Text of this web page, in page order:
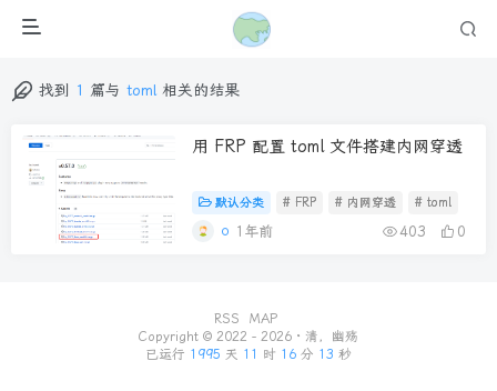
找到 1 篇与 toml 相关的结果
用 FRP 配置 toml 文件搭建内网穿透
默认分类 # FRP # 内网穿透 # toml
1年前 403 0
RSS
MAP
Copyright © 2022 - 2026 · 清，幽殇
已运行 1995 天 11 时 16 分 13 秒